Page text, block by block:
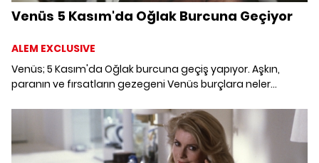
Venüs 5 Kasım'da Oğlak Burcuna Geçiyor
ALEM EXCLUSIVE
Venüs; 5 Kasım'da Oğlak burcuna geçiş yapıyor. Aşkın,
paranın ve fırsatların gezegeni Venüs burçlara neler